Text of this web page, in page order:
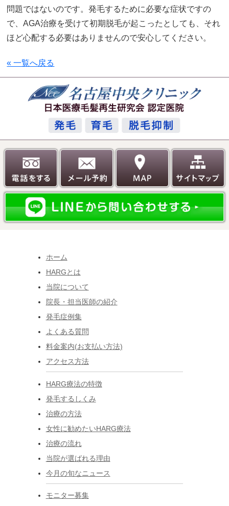
問題ではないのです。発毛するために必要な症状ですの
で、AGA治療を受けて初期脱毛が起こったとしても、それ
ほど心配する必要はありませんので安心してください。
« 一覧へ戻る
ホーム
HARGとは
当院について
院長・担当医師の紹介
発毛症例集
よくある質問
料金案内(お支払い方法)
アクセス方法
HARG療法の特徴
発毛するしくみ
治療の方法
女性に勧めたいHARG療法
治療の流れ
当院が選ばれる理由
今月の旬なニュース
モニター募集